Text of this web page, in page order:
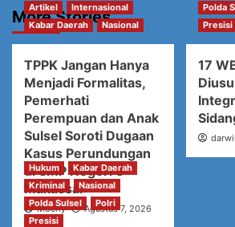
More Stories
Artikel
Internasional
Kabar Daerah
Nasional
TPPK Jangan Hanya
Menjadi Formalitas,
Pemerhati
Perempuan dan Anak
Sulsel Soroti Dugaan
Kasus Perundungan
di SMP Negeri 3
Makassar
Mochy Agustus 7, 2026
Polda
Presisi
17
Hukum
Kabar Daerah
Kriminal
Nasional
Polda Sulsel
Polri
Presisi